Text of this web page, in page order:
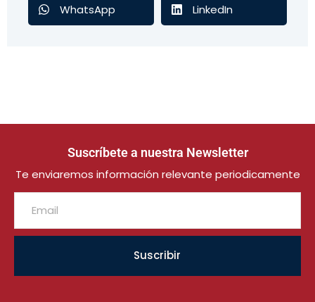
WhatsApp LinkedIn
Suscríbete a nuestra Newsletter
Te enviaremos información relevante periodicamente
Suscribir